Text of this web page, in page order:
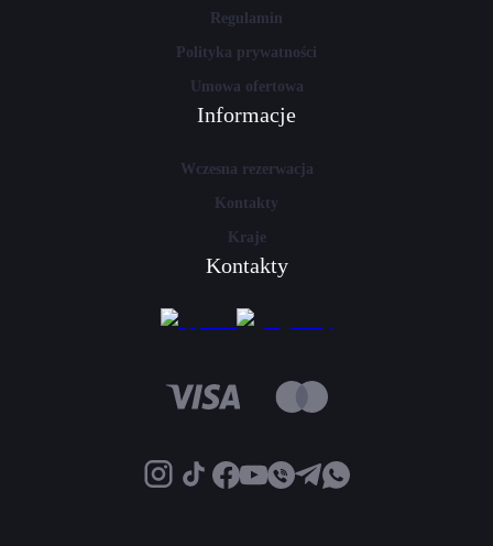
Regulamin
Polityka prywatności
Umowa ofertowa
Informacje
Wczesna rezerwacja
Kontakty
Kraje
Kontakty